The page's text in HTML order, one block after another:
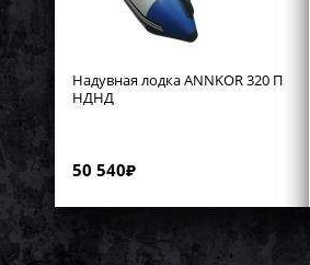
Надувная лодка ANNKOR 320 П
НДНД
50 540₽